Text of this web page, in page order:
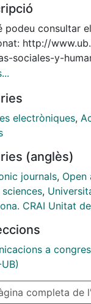
podeu consultar
las-revistas-de-
sociales-y-
en-rcub
electròniques,
(anglès)
journals, Open
,
CRAI Unitat
a
completa de